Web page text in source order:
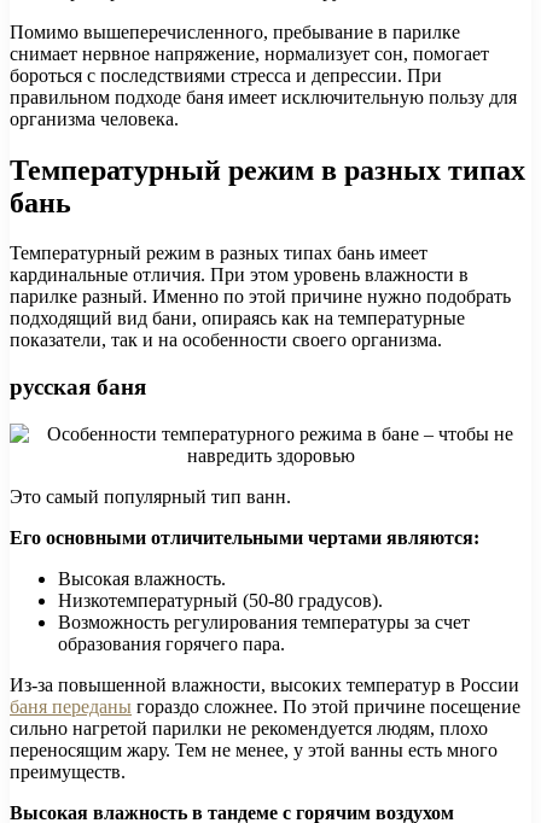
Помимо вышеперечисленного, пребывание в парилке
снимает нервное напряжение, нормализует сон, помогает
бороться с последствиями стресса и депрессии. При
правильном подходе баня имеет исключительную пользу для
организма человека.
Температурный режим в разных типах
бань
Температурный режим в разных типах бань имеет
кардинальные отличия. При этом уровень влажности в
парилке разный. Именно по этой причине нужно подобрать
подходящий вид бани, опираясь как на температурные
показатели, так и на особенности своего организма.
русская баня
Это самый популярный тип ванн.
Его основными отличительными чертами являются:
Высокая влажность.
Низкотемпературный (50-80 градусов).
Возможность регулирования температуры за счет
образования горячего пара.
Из-за повышенной влажности, высоких температур в России
баня переданы гораздо сложнее. По этой причине посещение
сильно нагретой парилки не рекомендуется людям, плохо
переносящим жару. Тем не менее, у этой ванны есть много
преимуществ.
Высокая влажность в тандеме с горячим воздухом